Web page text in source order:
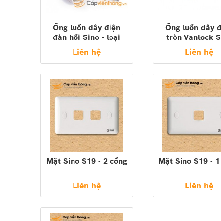
Ống luồn dây điện
đàn hồi Sino - loại
không tự chống cháy
Liên hệ
Ống luồn dây
tròn Vanlock
Liên hệ
Mặt Sino S19 - 2 cổng
Liên hệ
Mặt Sino S19 -
Liên hệ